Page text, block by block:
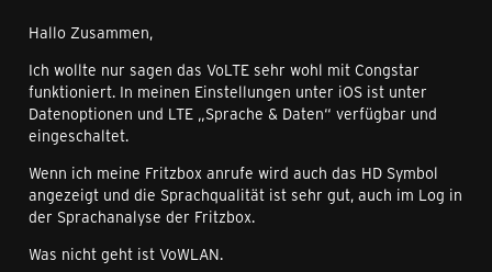
Hallo Zusammen,
Ich wollte nur sagen das VoLTE sehr wohl mit Congstar
funktioniert. In meinen Einstellungen unter iOS ist unter
Datenoptionen und LTE „Sprache & Daten“ verfügbar und
eingeschaltet.
Wenn ich meine Fritzbox anrufe wird auch das HD Symbol
angezeigt und die Sprachqualität ist sehr gut, auch im Log in
der Sprachanalyse der Fritzbox.
Was nicht geht ist VoWLAN.